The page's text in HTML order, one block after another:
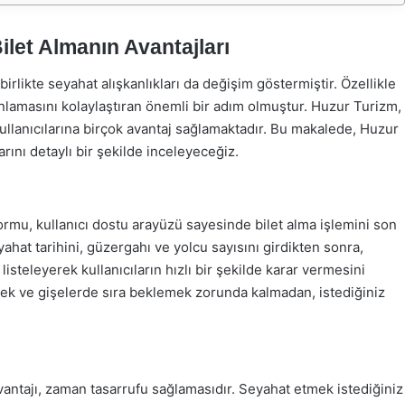
Almanın Avantajları
seyahat alışkanlıkları da değişim göstermiştir. Özellikle
kolaylaştıran önemli bir adım olmuştur. Huzur Turizm,
birçok avantaj sağlamaktadır. Bu makalede, Huzur
detaylı bir şekilde inceleyeceğiz.
kullanıcı dostu arayüzü sayesinde bilet alma işlemini son
tarihini, güzergahı ve yolcu sayısını girdikten sonra,
kullanıcıların hızlı bir şekilde karar vermesini
ve gişelerde sıra beklemek zorunda kalmadan, istediğiniz
zaman tasarrufu sağlamasıdır. Seyahat etmek istediğiniz